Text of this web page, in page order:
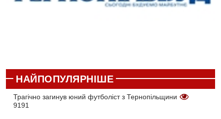
НАЙПОПУЛЯРНІШЕ
Трагічно загинув юний футболіст з Тернопільщини
9191